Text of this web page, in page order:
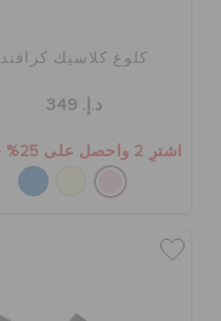
كلوغ كلاسيك كرافتد
د.إ. 349
اشترِ 2 واحصل على 25% خصم